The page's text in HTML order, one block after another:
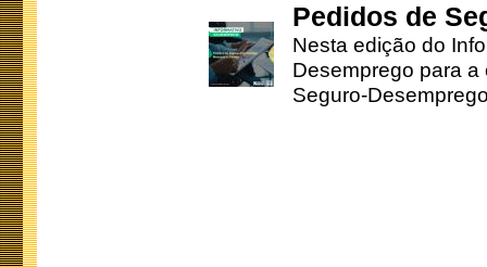
Pedidos de
Nesta edição do
Desemprego para
Seguro-